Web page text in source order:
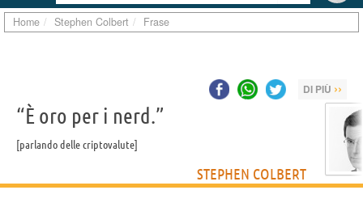
Home Stephen Colbert Frase
DI PIÙ ››
“È oro per i nerd.”
parlando delle criptovalute
STEPHEN COLBERT